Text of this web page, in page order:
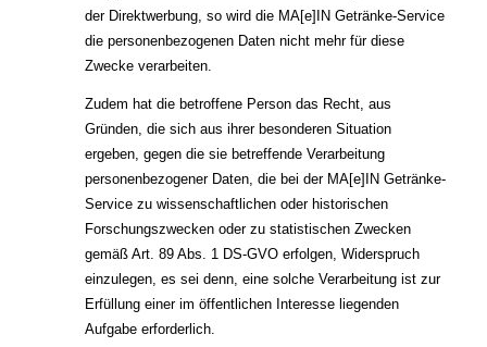
der Direktwerbung, so wird die MA[e]IN Getränke-Service
die personenbezogenen Daten nicht mehr für diese
Zwecke verarbeiten.
Zudem hat die betroffene Person das Recht, aus
Gründen, die sich aus ihrer besonderen Situation
ergeben, gegen die sie betreffende Verarbeitung
personenbezogener Daten, die bei der MA[e]IN Getränke-
Service zu wissenschaftlichen oder historischen
Forschungszwecken oder zu statistischen Zwecken
gemäß Art. 89 Abs. 1 DS-GVO erfolgen, Widerspruch
einzulegen, es sei denn, eine solche Verarbeitung ist zur
Erfüllung einer im öffentlichen Interesse liegenden
Aufgabe erforderlich.